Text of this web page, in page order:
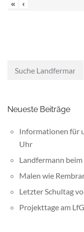
«
‹
Neueste Beiträge
Informationen für
Uhr
Landfermann
Malen wie
Letzter Schultag
Projekttage am